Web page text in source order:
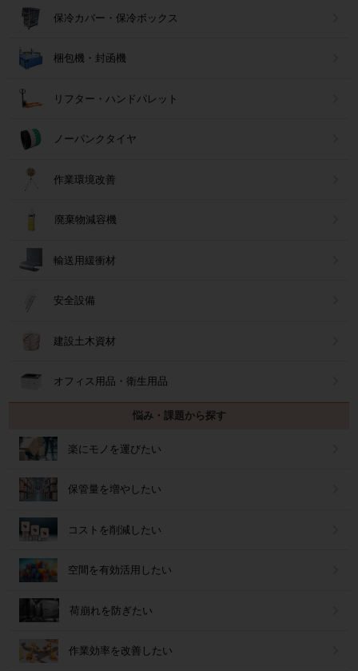
保冷カバー・保冷ボックス
梱包機・封函機
リフター・ハンドパレット
ノーパンクタイヤ
作業環境改善
廃棄物減容機
輸送用緩衝材
安全設備
建設土木資材
オフィス用品・衛生用品
悩み・課題から探す
楽にモノを運びたい
保管量を増やしたい
コストを削減したい
空間を有効活用したい
荷崩れを防ぎたい
作業効率を改善したい